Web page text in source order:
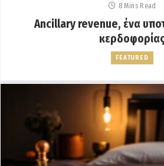
8 Mins Read
Ancillary revenue, ένα
FEATURED